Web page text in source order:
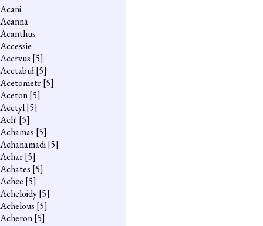
Acani
Acanna
Acanthus
Accessie
Acervus [5]
Acetabuł[5]
Acetometr[5]
Aceton[5]
Acetyl[5]
Ach! [5]
Achamas [5]
Achanamadi[5]
Achar[5]
Achates [5]
Achce [5]
Acheloidy[5]
Achelous [5]
Acheron[5]